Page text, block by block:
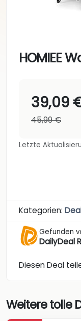
HOMIEE
39,09
45,99 €
Letzte
Kategorien:
Gefunden
DailyDeal
Diesen Deal
Weitere tolle